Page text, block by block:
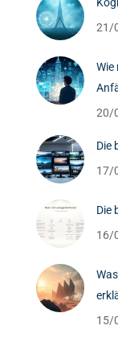
21/
Wie
20/
Die
17/
Die
16/
15/